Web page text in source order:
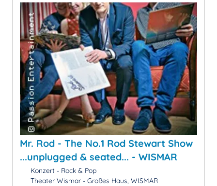
Mr. Rod - The No.1 Rod Stewart Show
...unplugged & seated... - WISMAR
Konzert - Rock & Pop
Theater Wismar - Großes Haus, WISMAR